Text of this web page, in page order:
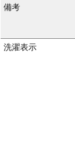
備考
洗濯表示